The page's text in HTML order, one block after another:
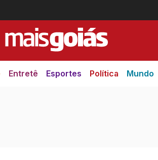
Entretê Esportes Política Mundo